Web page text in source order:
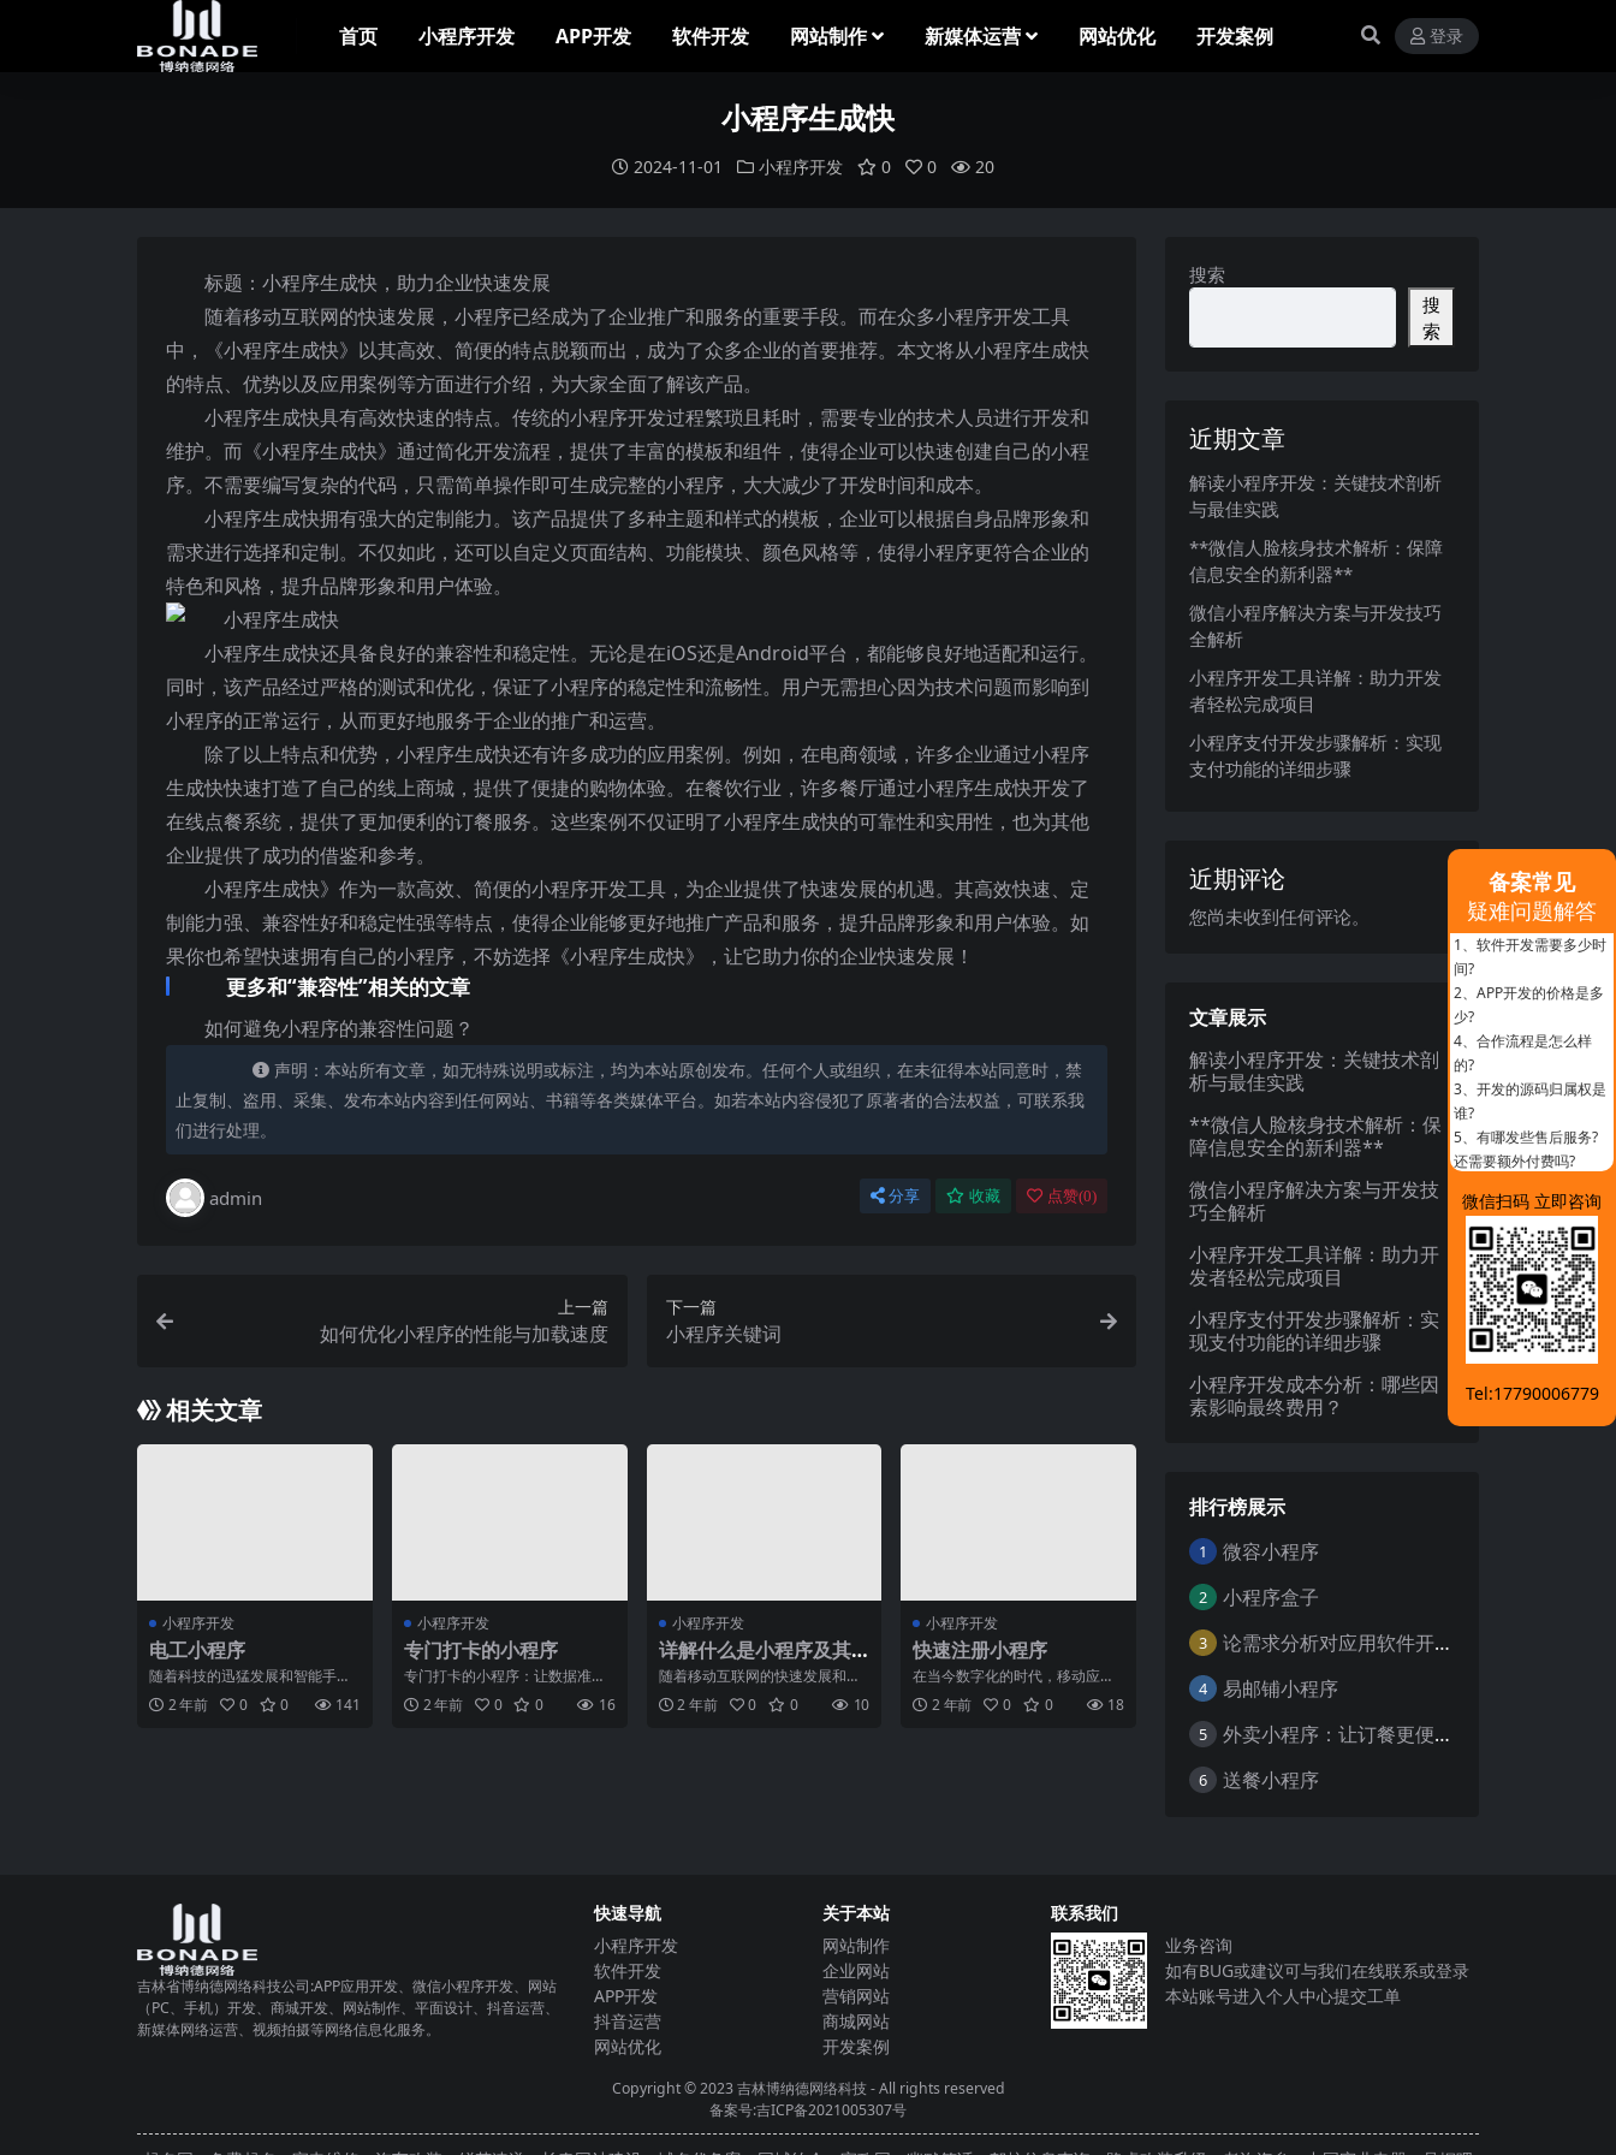
首页 小程序开发 APP开发 软件开发 网站制作 新媒体运营 网站优化 开发案例 登录
小程序生成快
2024-11-01 小程序开发 0 0 20
标题：小程序生成快，助力企业快速发展
随着移动互联网的快速发展，小程序已经成为了企业推广和服务的重要手段。而在众多小程序开发工具
中，《小程序生成快》以其高效、简便的特点脱颖而出，成为了众多企业的首要推荐。本文将从小程序生成快
的特点、优势以及应用案例等方面进行介绍，为大家全面了解该产品。
小程序生成快具有高效快速的特点。传统的小程序开发过程繁琐且耗时，需要专业的技术人员进行开发和
维护。而《小程序生成快》通过简化开发流程，提供了丰富的模板和组件，使得企业可以快速创建自己的小程
序。不需要编写复杂的代码，只需简单操作即可生成完整的小程序，大大减少了开发时间和成本。
小程序生成快拥有强大的定制能力。该产品提供了多种主题和样式的模板，企业可以根据自身品牌形象和
需求进行选择和定制。不仅如此，还可以自定义页面结构、功能模块、颜色风格等，使得小程序更符合企业的
特色和风格，提升品牌形象和用户体验。
小程序生成快还具备良好的兼容性和稳定性。无论是在iOS还是Android平台，都能够良好地适配和运行。
同时，该产品经过严格的测试和优化，保证了小程序的稳定性和流畅性。用户无需担心因为技术问题而影响到
小程序的正常运行，从而更好地服务于企业的推广和运营。
除了以上特点和优势，小程序生成快还有许多成功的应用案例。例如，在电商领域，许多企业通过小程序
生成快快速打造了自己的线上商城，提供了便捷的购物体验。在餐饮行业，许多餐厅通过小程序生成快开发了
在线点餐系统，提供了更加便利的订餐服务。这些案例不仅证明了小程序生成快的可靠性和实用性，也为其他
企业提供了成功的借鉴和参考。
小程序生成快》作为一款高效、简便的小程序开发工具，为企业提供了快速发展的机遇。其高效快速、定
制能力强、兼容性好和稳定性强等特点，使得企业能够更好地推广产品和服务，提升品牌形象和用户体验。如
果你也希望快速拥有自己的小程序，不妨选择《小程序生成快》，让它助力你的企业快速发展！
更多和“兼容性”相关的文章
如何避免小程序的兼容性问题？
声明：本站所有文章，如无特殊说明或标注，均为本站原创发布。任何个人或组织，在未征得本站同意时，禁
止复制、盗用、采集、发布本站内容到任何网站、书籍等各类媒体平台。如若本站内容侵犯了原著者的合法权益，可联系我
们进行处理。
admin 分享 收藏 点赞(0)
上一篇
如何优化小程序的性能与加载速度
下一篇
小程序关键词
相关文章
小程序开发
电工小程序
随着科技的迅猛发展和智能手机
的普及，手机应用程序已经成为
我们日常生活中不可或缺的
2 年前 0 0 141
小程序开发
专门打卡的小程序
专门打卡的小程序：让数据准确
统计成为可能的利器引言在现代
社会中，随着人们生活水平
2 年前 0 0 16
小程序开发
详解什么是小程序及其
核心功能
随着移动互联网的快速发展和智
能手机的普及，传统的手机应用
不再能满足用户的需求。用
2 年前 0 0 10
小程序开发
快速注册小程序
在当今数字化的时代，移动应用
程序成为了人们生活中不可或缺
的一部分。而其中一种非常
2 年前 0 0 18
搜索
搜
索
近期文章
解读小程序开发：关键技术剖析
与最佳实践
**微信人脸核身技术解析：保障
信息安全的新利器**
微信小程序解决方案与开发技巧
全解析
小程序开发工具详解：助力开发
者轻松完成项目
小程序支付开发步骤解析：实现
支付功能的详细步骤
近期评论
您尚未收到任何评论。
文章展示
解读小程序开发：关键技术剖
析与最佳实践
**微信人脸核身技术解析：保
障信息安全的新利器**
微信小程序解决方案与开发技
巧全解析
小程序开发工具详解：助力开
发者轻松完成项目
小程序支付开发步骤解析：实
现支付功能的详细步骤
小程序开发成本分析：哪些因
素影响最终费用？
排行榜展示
1 微容小程序
2 小程序盒子
3 论需求分析对应用软件开发的重要性
4 易邮铺小程序
5 外卖小程序：让订餐更便捷，吃货的福音
6 送餐小程序
吉林省博纳德网络科技公司:APP应用开发、微信小程序开发、网站
（PC、手机）开发、商城开发、网站制作、平面设计、抖音运营、
新媒体网络运营、视频拍摄等网络信息化服务。
快速导航
小程序开发
软件开发
APP开发
抖音运营
网站优化
关于本站
网站制作
企业网站
营销网站
商城网站
开发案例
联系我们
业务咨询
如有BUG或建议可与我们在线联系或登录
本站账号进入个人中心提交工单
Copyright © 2023吉林博纳德网络科技- All rights reserved
备案号:吉ICP备2021005307号
备案常见
疑难问题解答
1、 软件开发需要多少时
间?
2、 APP开发的价格是多
少?
4、 合作流程是怎么样
的?
3、 开发的源码归属权是
谁?
5、 有哪发些售后服务?
还需要额外付费吗?
微信扫码 立即咨询
Tel:17790006779